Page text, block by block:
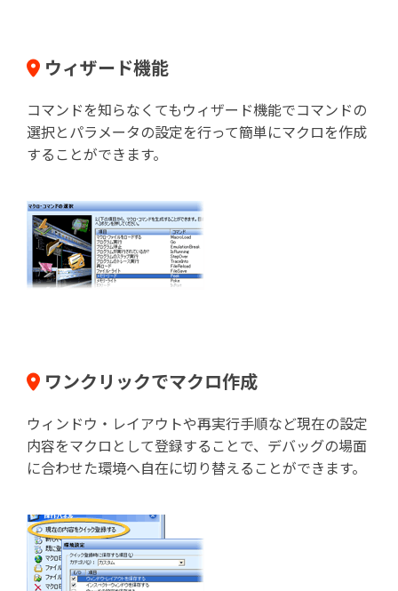
ウィザード機能
コマンドを知らなくてもウィザード機能でコマンドの
選択とパラメータの設定を行って簡単にマクロを作成
することができます。
ワンクリックでマクロ作成
ウィンドウ・レイアウトや再実行手順など現在の設定
内容をマクロとして登録することで、デバッグの場面
に合わせた環境へ自在に切り替えることができます。